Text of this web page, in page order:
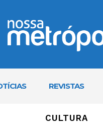
REVISTAS
CULTURA